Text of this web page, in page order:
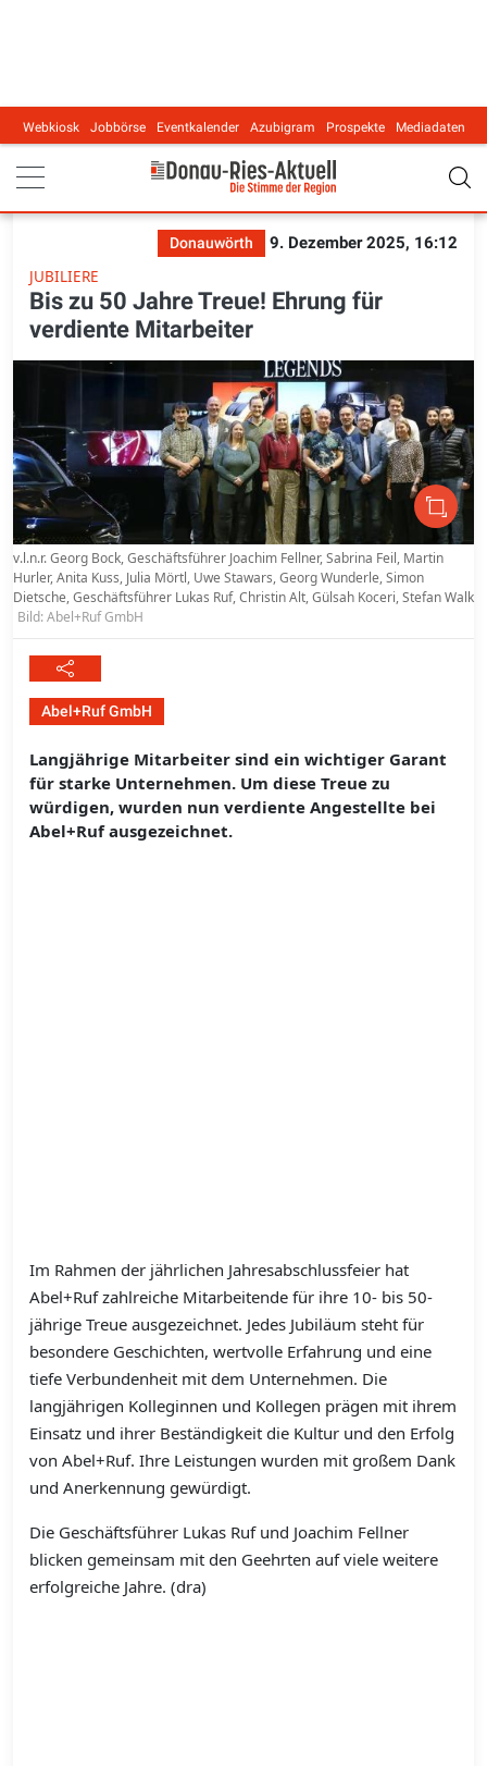
Main navigation
Webkiosk Jobbörse Eventkalender Azubigram Prospekte Mediadaten
Donauwörth
9. Dezember 2025, 16:12
JUBILIERE
Bis zu 50 Jahre Treue! Ehrung für
verdiente Mitarbeiter
v.l.n.r. Georg Bock, Geschäftsführer Joachim Fellner, Sabrina Feil, Martin
Hurler, Anita Kuss, Julia Mörtl, Uwe Stawars, Georg Wunderle, Simon
Dietsche, Geschäftsführer Lukas Ruf, Christin Alt, Gülsah Koceri, Stefan Walk
Bild: Abel+Ruf GmbH
Abel+Ruf GmbH
Langjährige Mitarbeiter sind ein wichtiger Garant
für starke Unternehmen. Um diese Treue zu
würdigen, wurden nun verdiente Angestellte bei
Abel+Ruf ausgezeichnet.
Im Rahmen der jährlichen Jahresabschlussfeier hat
Abel+Ruf zahlreiche Mitarbeitende für ihre 10- bis 50-
jährige Treue ausgezeichnet. Jedes Jubiläum steht für
besondere Geschichten, wertvolle Erfahrung und eine
tiefe Verbundenheit mit dem Unternehmen. Die
langjährigen Kolleginnen und Kollegen prägen mit ihrem
Einsatz und ihrer Beständigkeit die Kultur und den Erfolg
von Abel+Ruf. Ihre Leistungen wurden mit großem Dank
und Anerkennung gewürdigt.
Die Geschäftsführer Lukas Ruf und Joachim Fellner
blicken gemeinsam mit den Geehrten auf viele weitere
erfolgreiche Jahre. (dra)